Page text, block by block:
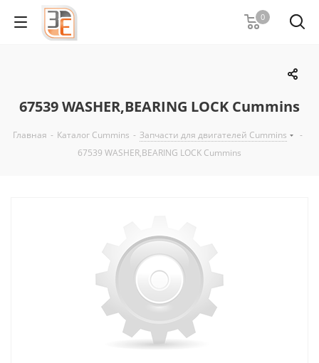
0
67539 WASHER,BEARING LOCK Cummins
Главная - Каталог Cummins - Запчасти для двигателей Cummins
-
67539 WASHER,BEARING LOCK Cummins